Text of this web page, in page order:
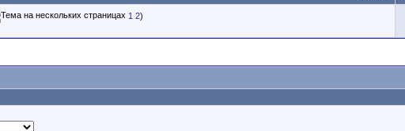
1 2)